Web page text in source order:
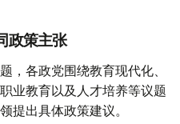
政策主张
，各政党围绕教育现代化、
业教育以及人才培养等议题
提出具体政策建议。